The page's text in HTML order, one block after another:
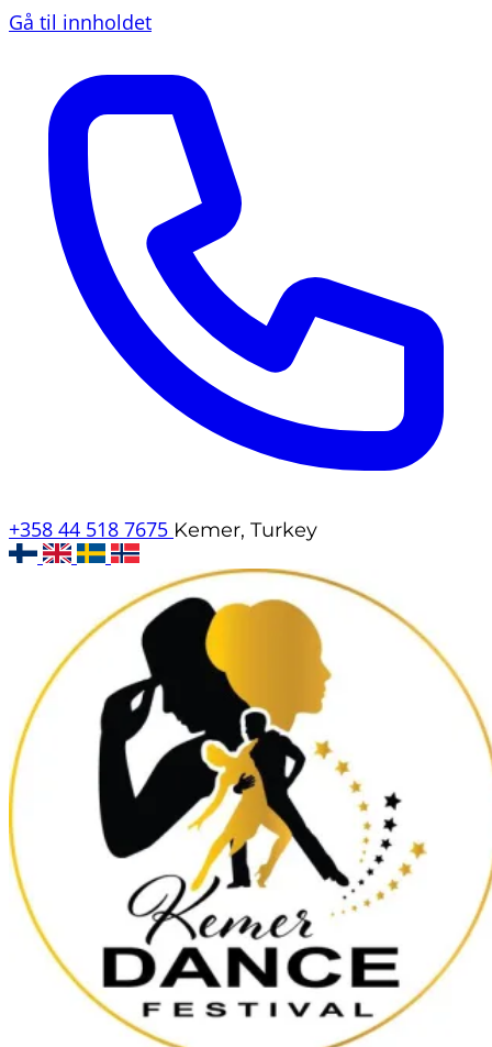
Gå til innholdet
+358 44 518 7675 Kemer, Turkey